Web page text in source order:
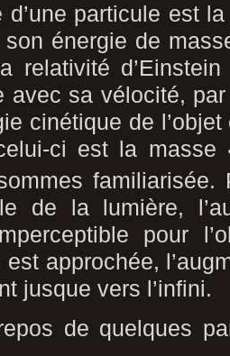
d’une particule est
énergie de
relativité
avec sa vélocité, par
cinétique de
ci est la
de la lumière,
pour
approchée,
jusque vers l’infini.
de quelques